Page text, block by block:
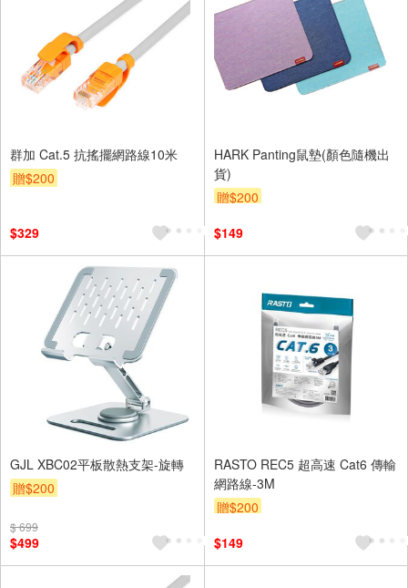
群加 Cat.5 抗搖擺網路線10米
贈$200
$329
HARK Panting鼠墊(顏色隨機出
貨)
贈$200
$149
GJL XBC02平板散熱支架-旋轉
贈$200
$ 699
$499
RASTO REC5 超高速 Cat6 傳輸
網路線-3M
贈$200
$149